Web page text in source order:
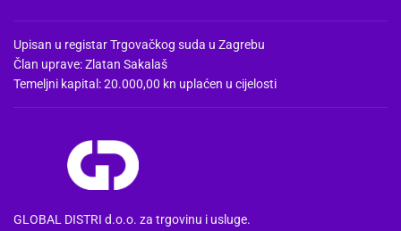
Upisan u registar Trgovačkog suda u Zagrebu
Član uprave: Zlatan Sakalaš
Temeljni kapital: 20.000,00 kn uplaćen u cijelosti
GLOBAL DISTRI d.o.o. za trgovinu i usluge.